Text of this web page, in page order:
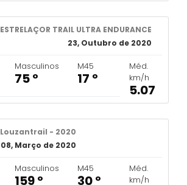
ESTRELAÇOR TRAIL ULTRA ENDURANCE
23, Outubro de 2020
Masculinos
75 º
M45
17 º
Méd.
km/h
5.07
Louzantrail - 2020
08, Março de 2020
Masculinos
159 º
M45
30 º
Méd.
km/h